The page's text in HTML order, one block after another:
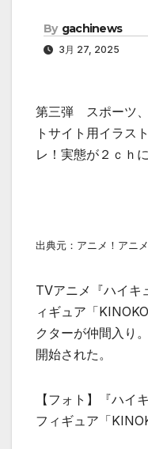
By gachinews
3月 27, 2025
第三弾 スポーツ
トサイト用イラス
レ！実態が２ｃｈ
出典元：アニメ！アニメ
TVアニメ『ハイキ
ィギュア「
クターが仲間入り
開始された。
【フォト】『ハイ
フィギュア「